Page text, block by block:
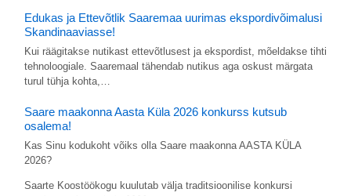
Edukas ja Ettevõtlik Saaremaa uurimas ekspordivõimalusi
Skandinaaviasse!
Kui räägitakse nutikast ettevõtlusest ja ekspordist, mõeldakse tihti
tehnoloogiale. Saaremaal tähendab nutikus aga oskust märgata
turul tühja kohta,…
Saare maakonna Aasta Küla 2026 konkurss kutsub
osalema!
Kas Sinu kodukoht võiks olla Saare maakonna AASTA KÜLA
2026?
Saarte Koostöökogu kuulutab välja traditsioonilise konkursi